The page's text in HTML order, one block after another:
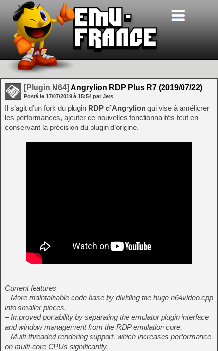
[Plugin N64] Angrylion RDP Plus R7 (2019/07/22)
Posté le 17/07/2019 à 15:54 par Jets
Il s’agit d’un fork du plugin RDP d’Angrylion qui vise à améliorer
les performances, ajouter de nouvelles fonctionnalités tout en
conservant la précision du plugin d’origine.
Current features
– More maintainable code base by dividing the huge n64video.cpp
into smaller pieces.
– Improved portability by separating the emulator plugin interface
and window management from the RDP emulation core.
– Multi-threaded rendering support, which increases performance
on multi-core CPUs significantly.